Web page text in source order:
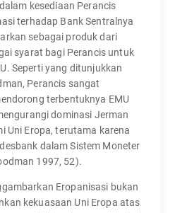
kesediaan Perancis
terhadap Bank Sentralnya
sebagai produk dari
syarat bagi Perancis untuk
Seperti yang ditunjukkan
Perancis sangat
terbentuknya EMU
dominasi Jerman
Uni Eropa, terutama karena
dalam Sistem Moneter
1997, 52).
Eropanisasi bukan
kekuasaan Uni Eropa atas